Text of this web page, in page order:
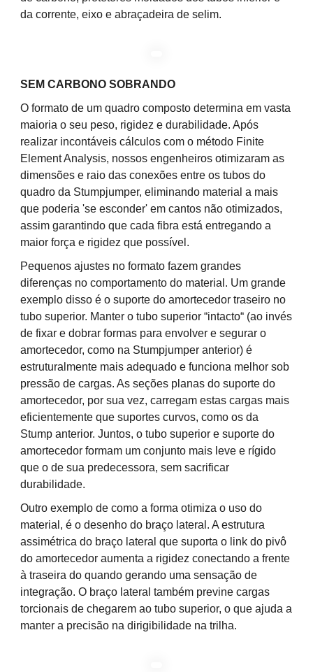
da corrente, eixo e abraçadeira de selim.
SEM CARBONO SOBRANDO
O formato de um quadro composto determina em vasta
maioria o seu peso, rigidez e durabilidade. Após
realizar incontáveis cálculos com o método Finite
Element Analysis, nossos engenheiros otimizaram as
dimensões e raio das conexões entre os tubos do
quadro da Stumpjumper, eliminando material a mais
que poderia 'se esconder' em cantos não otimizados,
assim garantindo que cada fibra está entregando a
maior força e rigidez que possível.
Pequenos ajustes no formato fazem grandes
diferenças no comportamento do material. Um grande
exemplo disso é o suporte do amortecedor traseiro no
tubo superior. Manter o tubo superior “intacto“ (ao invés
de fixar e dobrar formas para envolver e segurar o
amortecedor, como na Stumpjumper anterior) é
estruturalmente mais adequado e funciona melhor sob
pressão de cargas. As seções planas do suporte do
amortecedor, por sua vez, carregam estas cargas mais
eficientemente que suportes curvos, como os da
Stump anterior. Juntos, o tubo superior e suporte do
amortecedor formam um conjunto mais leve e rígido
que o de sua predecessora, sem sacrificar
durabilidade.
Outro exemplo de como a forma otimiza o uso do
material, é o desenho do braço lateral. A estrutura
assimétrica do braço lateral que suporta o link do pivô
do amortecedor aumenta a rigidez conectando a frente
à traseira do quando gerando uma sensação de
integração. O braço lateral também previne cargas
torcionais de chegarem ao tubo superior, o que ajuda a
manter a precisão na dirigibilidade na trilha.